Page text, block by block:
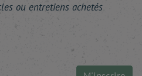
ou entretiens achetés